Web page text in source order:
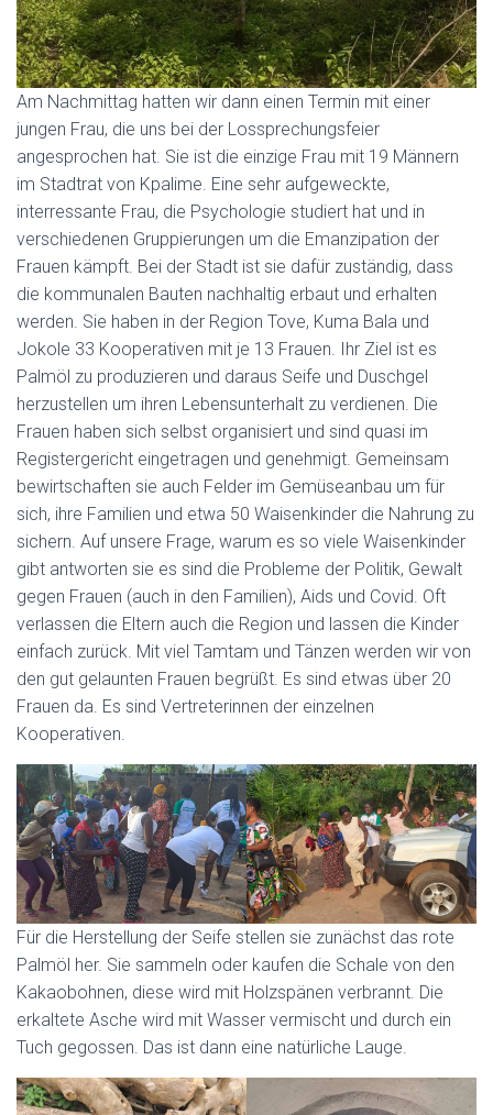
Am Nachmittag hatten wir dann einen Termin mit einer
jungen Frau, die uns bei der Lossprechungsfeier
angesprochen hat. Sie ist die einzige Frau mit 19 Männern
im Stadtrat von Kpalime. Eine sehr aufgeweckte,
interressante Frau, die Psychologie studiert hat und in
verschiedenen Gruppierungen um die Emanzipation der
Frauen kämpft. Bei der Stadt ist sie dafür zuständig, dass
die kommunalen Bauten nachhaltig erbaut und erhalten
werden. Sie haben in der Region Tove, Kuma Bala und
Jokole 33 Kooperativen mit je 13 Frauen. Ihr Ziel ist es
Palmöl zu produzieren und daraus Seife und Duschgel
herzustellen um ihren Lebensunterhalt zu verdienen. Die
Frauen haben sich selbst organisiert und sind quasi im
Registergericht eingetragen und genehmigt. Gemeinsam
bewirtschaften sie auch Felder im Gemüseanbau um für
sich, ihre Familien und etwa 50 Waisenkinder die Nahrung zu
sichern. Auf unsere Frage, warum es so viele Waisenkinder
gibt antworten sie es sind die Probleme der Politik, Gewalt
gegen Frauen (auch in den Familien), Aids und Covid. Oft
verlassen die Eltern auch die Region und lassen die Kinder
einfach zurück. Mit viel Tamtam und Tänzen werden wir von
den gut gelaunten Frauen begrüßt. Es sind etwas über 20
Frauen da. Es sind Vertreterinnen der einzelnen
Kooperativen.
Für die Herstellung der Seife stellen sie zunächst das rote
Palmöl her. Sie sammeln oder kaufen die Schale von den
Kakaobohnen, diese wird mit Holzspänen verbrannt. Die
erkaltete Asche wird mit Wasser vermischt und durch ein
Tuch gegossen. Das ist dann eine natürliche Lauge.